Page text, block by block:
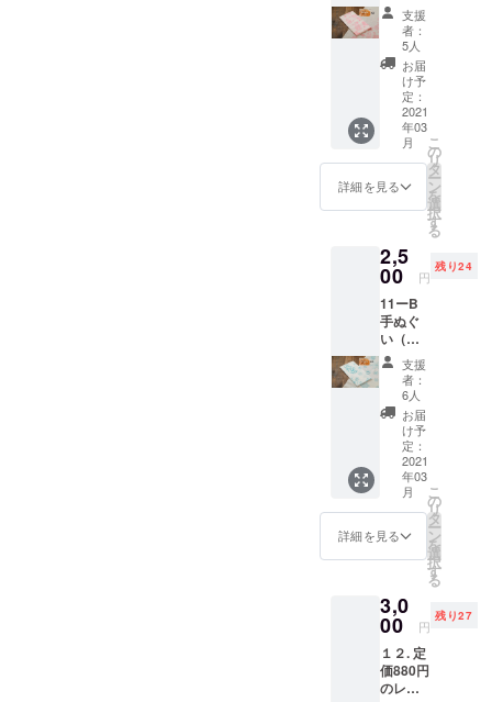
外資系コン
ピューター
会社に就職
し、12年後
に縁あって
女性向けの
体型補整下
着サロンを
開業しまし
後、2004年
に京都へ転
居し、2006
年、両親が
後を継いで
いたレスト
ランキエフ
に入社しま
した。店の
メニューに
ロシア語表
記を入れた
シア人と簡
単な会話が
できたら
と、2008年
よりロシア
ンク）
定価880
円の
ビーフ
ストロ
ガノ
フ・レ
トルト
引換券
２枚＋
オリジ
ナルマ
ト
シカ手
ぬぐい
（ピン
ク）１
枚＋キ
エフ・
ドリン
ク券1枚
内容：
オリジ
ナルマ
リョー
シカ手
ぬぐい
（ピン
ク）１
ガノフ
のレト
ルト引
換券
（有効
期限：
支援
者：
5人
お届
け予
定：
2021
年03
月
詳細を見る
こ
の
リ
タ
ー
ン
を
選
択
す
る
2,5
00 円
残り24
11ーB
手ぬぐ
い（ブ
ルー）
定価880
円の
ビーフ
ストロ
ガノ
フ・レ
トルト
引換券
２枚＋
オリジ
ナルマ
ト
シカ手
ぬぐい
（ブ
ルー）
１枚＋
キエ
支援
者：
6人
お届
け予
定：
2021
年03
月
詳細を見る
こ
の
リ
タ
ー
ン
を
選
択
す
る
3,0
00 円
残り27
１２. 定
価880円
のレト